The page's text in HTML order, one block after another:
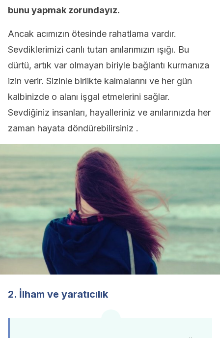
bunu yapmak zorundayız.
Ancak acımızın ötesinde rahatlama vardır.
Sevdiklerimizi canlı tutan anılarımızın ışığı. Bu
dürtü, artık var olmayan biriyle bağlantı kurmanıza
izin verir. Sizinle birlikte kalmalarını ve her gün
kalbinizde o alanı işgal etmelerini sağlar.
Sevdiğiniz insanları, hayalleriniz ve anılarınızda her
zaman hayata döndürebilirsiniz .
2. İlham ve yaratıcılık